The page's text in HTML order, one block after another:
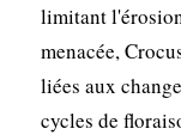
limitant
menacée,
liées aux
cycles de